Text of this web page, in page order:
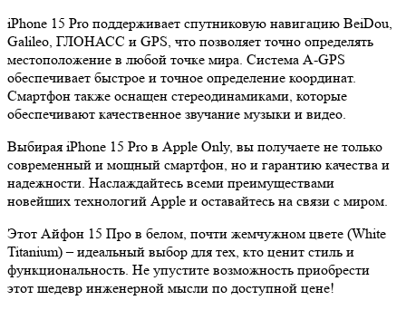
iPhone 15 Pro поддерживает спутниковую навигацию BeiDou,
Galileo, ГЛОНАСС и GPS, что позволяет точно определять
местоположение в любой точке мира. Система A-GPS
обеспечивает быстрое и точное определение координат.
Смартфон также оснащен стереодинамиками, которые
обеспечивают качественное звучание музыки и видео.
Выбирая iPhone 15 Pro в Apple Only, вы получаете не только
современный и мощный смартфон, но и гарантию качества и
надежности. Наслаждайтесь всеми преимуществами
новейших технологий Apple и оставайтесь на связи с миром.
Этот Айфон 15 Про в белом, почти жемчужном цвете (White
Titanium) – идеальный выбор для тех, кто ценит стиль и
функциональность. Не упустите возможность приобрести
этот шедевр инженерной мысли по доступной цене!